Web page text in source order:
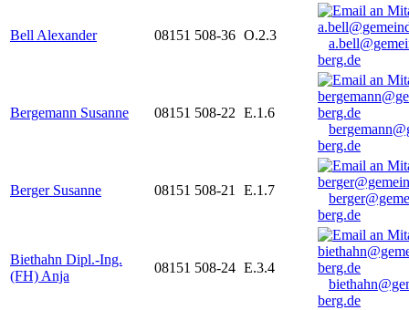
Bell Alexander 08151 508-36 O.2.3
berg.de
Bergemann Susanne 08151 508-22 E.1.6
berg.de
Berger Susanne 08151 508-21 E.1.7
berg.de
Biethahn Dipl.-Ing.
(FH) Anja
08151 508-24 E.3.4
berg.de